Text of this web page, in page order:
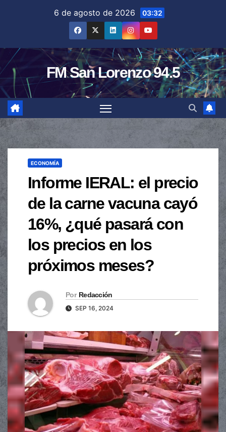
6 de agosto de 2026 03:32
FM San Lorenzo 94.5
ECONOMÍA
Informe IERAL: el precio
de la carne vacuna cayó
16%, ¿qué pasará con
los precios en los
próximos meses?
Por Redacción
SEP 16, 2024